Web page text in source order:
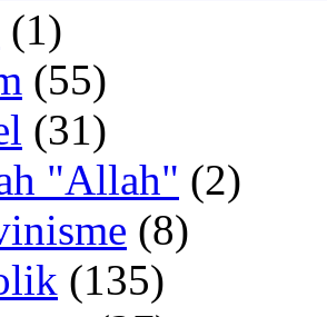
(1)
(55)
(31)
"Allah" (2)
(8)
(135)